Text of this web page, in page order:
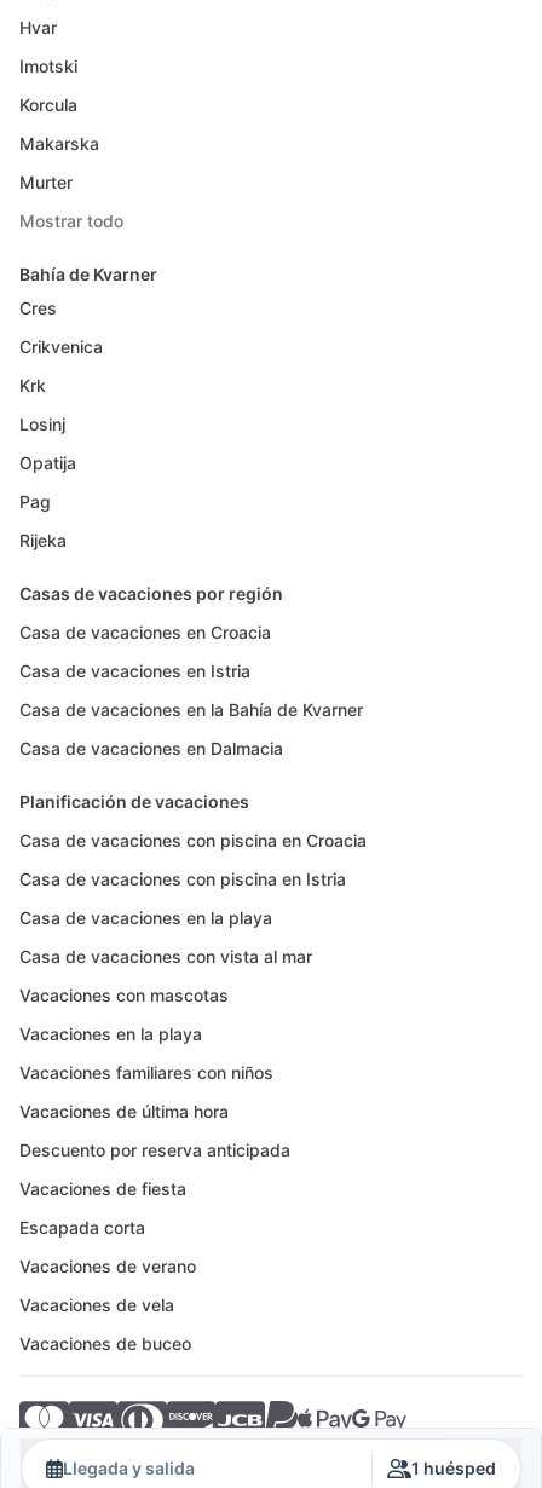
Llegada y salida 1 huésped
Hvar
Imotski
Korcula
Makarska
Murter
Mostrar todo
Bahía de Kvarner
Cres
Crikvenica
Krk
Losinj
Opatija
Pag
Rijeka
Casas de vacaciones por región
Casa de vacaciones en Croacia
Casa de vacaciones en Istria
Casa de vacaciones en la Bahía de Kvarner
Casa de vacaciones en Dalmacia
Planificación de vacaciones
Casa de vacaciones con piscina en Croacia
Casa de vacaciones con piscina en Istria
Casa de vacaciones en la playa
Casa de vacaciones con vista al mar
Vacaciones con mascotas
Vacaciones en la playa
Vacaciones familiares con niños
Vacaciones de última hora
Descuento por reserva anticipada
Vacaciones de fiesta
Escapada corta
Vacaciones de verano
Vacaciones de vela
Vacaciones de buceo
© 2026 Crovillas GmbH